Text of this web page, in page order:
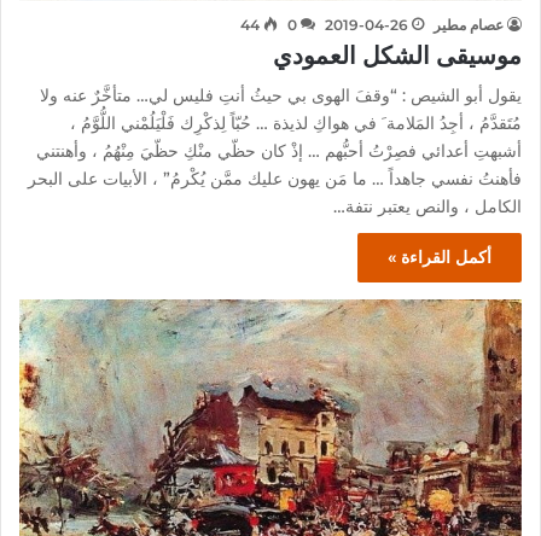
عصام مطير 2019-04-26
0
44
موسيقى الشكل العمودي
يقول أبو الشيص : “وقفَ الهوى بي حيثُ أنتِ فليس لي… متأخَّرٌ عنه ولا
مُتَقدَّمُ ، أجِدُ المَلامة َ في هواكِ لذيذة … حُبّاً لِذكْرِك فَلْيَلُمْني اللُّوَّمُ ،
أشبهتِ أعدائي فصِرْتُ أحبُّهم … إذْ كان حظّي منْكِ حظّيَ مِنْهُمُ ، وأهنتني
فأهنتُ نفسي جاهداً … ما مَن يهون عليك ممَّن يُكْرمُ” ، الأبيات على البحر
الكامل ، والنص يعتبر نتفة…
أكمل القراءة »